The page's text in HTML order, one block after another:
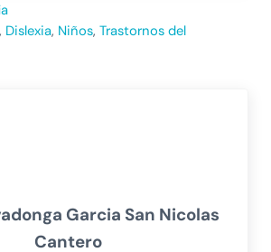
Dislexia, Niños, Trastornos del
Garcia San Nicolas
Cantero